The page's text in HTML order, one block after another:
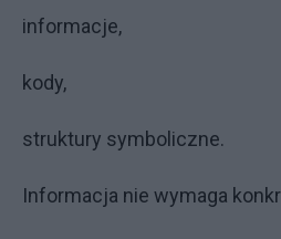
informacje,
kody,
struktury symboliczne.
Informacja nie wymaga